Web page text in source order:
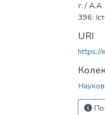
г. /
396:
URI
https://